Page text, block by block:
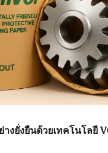
งยั่งยืนด้วยเทคโนโลยี